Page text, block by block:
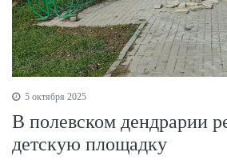
5 октября 2025
В полевском дендрарии
детскую площадку